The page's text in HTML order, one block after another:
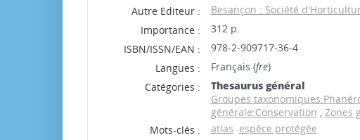
Autre Editeur :
Besançon : Société
Importance :
312 p.
ISBN/ISSN/EAN :
978-2-909717-36-4
Langues :
Français (fre)
Catégories :
Thesaurus général
Groupes
générale:Conservation , Zones
Mots-clés :
atlas espèce protégée